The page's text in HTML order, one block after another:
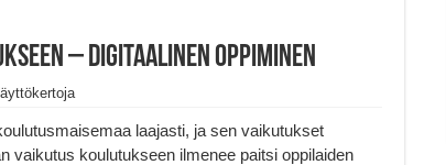
– Digitaalinen oppiminen
laajasti, ja sen vaikutukset
vaikutus koulutukseen ilmenee paitsi oppilaiden